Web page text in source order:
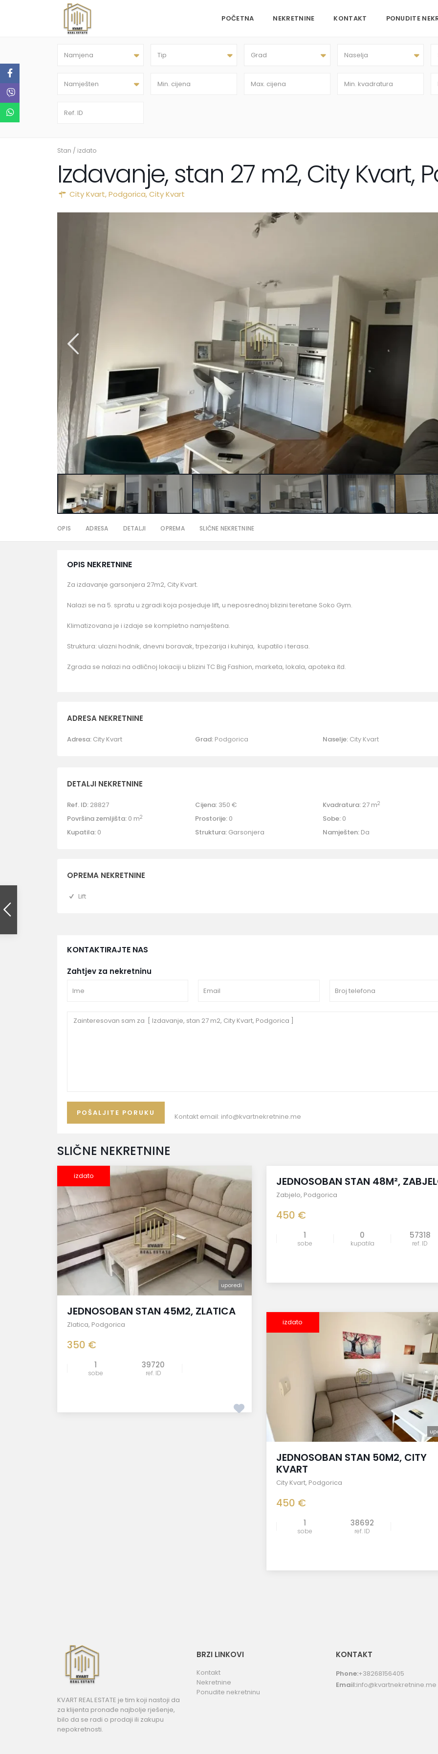
POČETNA NEKRETNINE KONTAKT PONUDITE
Namjena Tip Grad Naselja
Namješten
Stan / izdato
Izdavanje, stan 27 m2, City Kvart,
City Kvart,Podgorica,City Kvart
OPIS ADRESA DETALJI OPREMA SLIČNE NEKRETNINE
OPIS NEKRETNINE
Za izdavanje garsonjera 27m2, City Kvart.
Nalazi se na 5. spratu u zgradi koja posjeduje lift, u neposrednoj blizini teretane Soko Gym.
Klimatizovana je i izdaje se kompletno namještena.
Struktura: ulazni hodnik, dnevni boravak, trpezarija i kuhinja, kupatilo i terasa.
Zgrada se nalazi na odličnoj lokaciji u blizini TC Big Fashion, marketa, lokala, apoteka itd.
ADRESA NEKRETNINE
Adresa: City Kvart Grad: Podgorica Naselje: City Kvart
DETALJI NEKRETNINE
Ref. ID: 28827 Cijena: 350 € Kvadratura: 27 m2
Površina zemljišta: 0 m2 Prostorije:0 Sobe: 0
Kupatila: 0 Struktura:Garsonjera Namješten: Da
OPREMA NEKRETNINE
Lift
KONTAKTIRAJTE NAS
Zahtjev za nekretninu
Kontakt email: info@kvartnekretnine.me
SLIČNE NEKRETNINE
izdato
uporedi
JEDNOSOBAN STAN 45M2, ZLATICA
Zlatica, Podgorica
350 €
1
sobe
39720
ref. ID
izdato
uporedi
JEDNOSOBAN STAN 48M²,
Zabjelo, Podgorica
450 €
1
sobe
0
kupatila
57318
ref. ID
izdato
JEDNOSOBAN STAN 50M2, CITY
KVART
City Kvart, Podgorica
450 €
1
sobe
38692
ref. ID
KVART REAL ESTATE je tim koji nastoji da
za klijenta pronađe najbolje rješenje,
bilo da se radi o prodaji ili zakupu
nepokretnosti.
BRZI LINKOVI
Kontakt
Nekretnine
Ponudite nekretninu
KONTAKT
Phone:+38268156405
Email:info@kvartnekretnine.me